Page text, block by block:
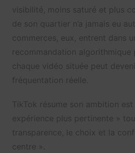
visibilité, moins saturé et plus
de son quartier n’a jamais eu
commerces, eux, entrent dans
recommandation algorithmique
chaque vidéo située peut
fréquentation réelle.
TikTok résume son ambition
expérience plus pertinente »
transparence, le choix et la
centre ».